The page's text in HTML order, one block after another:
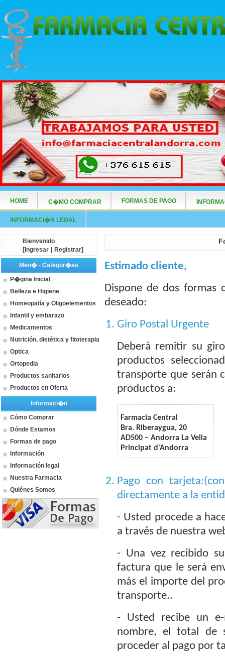
HOME C�MO COMPRAR FORMAS DE PAGO
INFORMACI�N LEGAL
Bienvenido
[ Ingresar Registrar]
Men� - Categor�as
P�gina Inicial
Belleza e Higiene
Homeopatía y Oligoelementos
Infantil y embarazo
Medicamentos
Nutrición, dietética y fitoterapia
Optica
Ortopedia
Productos sanitarios
Productos en Oferta
Informaci�n
Cómo Comprar
Dónde Estamos
Formas de pago
Información
Información legal
Nuestra Farmacia
Quiénes Somos
Estimado cliente,
Dispone de dos formas
deseado:
Giro Postal Urgente
Deberá remitir su
productos
transporte que serán
productos a:
Farmacia Central
Bra. Riberaygua, 20
AD500 – Andorra La Vella
Principat d'Andorra
Pago con
directamente a la
- Usted procede a
a través de nuestra
- Una vez recibido
factura que le será
más el importe del
transporte..
- Usted recibe un
nombre, el total de
proceder al pago por